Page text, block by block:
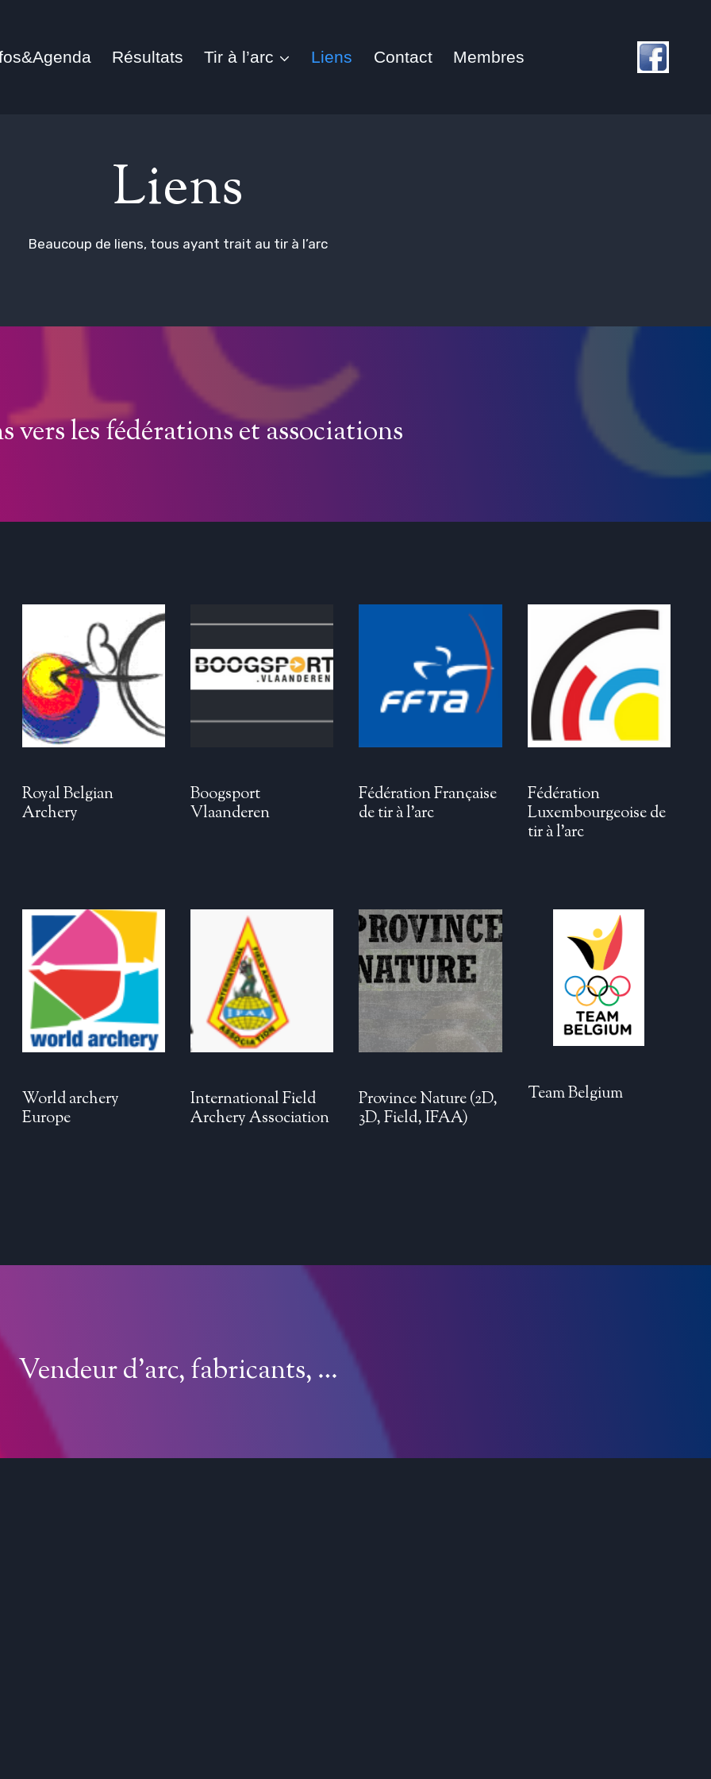
Résultats Tir à l’arc Liens Contact Membres
Liens
Beaucoup de liens, tous ayant trait au tir à l’arc
vers les fédérations et associations
Royal Belgian
Archery
Boogsport
Vlaanderen
Fédération Française
de tir à l’arc
Fédération
Luxembourgeoise de
tir à l’arc
World archery
Europe
International Field
Archery Association
Province Nature (2D,
3D, Field, IFAA)
Team Belgium
Vendeur d’arc, fabricants, …